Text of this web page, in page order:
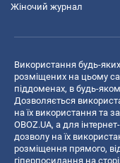
Жіночий журнал
Використання будь-яких
розміщених на цьому
піддоменах, в будь-
Дозволяється
на їх використання та
OBOZ.UA, а для
дозволу на їх
розміщення прямого,
гіперпосилання на